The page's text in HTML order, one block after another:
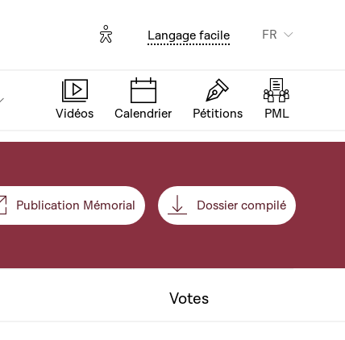
Options d'accessibilité
Langage facile FR
Vidéos Calendrier Pétitions PML
Publication Mémorial Dossier compilé
Votes